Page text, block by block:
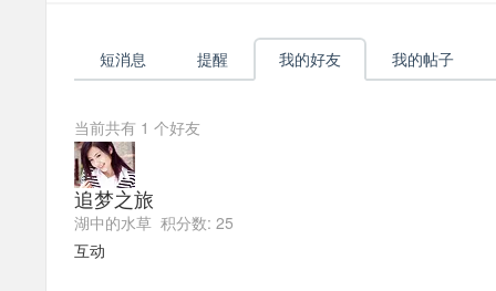
络
短消息 提醒 我的好友 我的帖子
当前共有 1 个好友
追梦之旅
湖中的水草 积分数: 25
互动